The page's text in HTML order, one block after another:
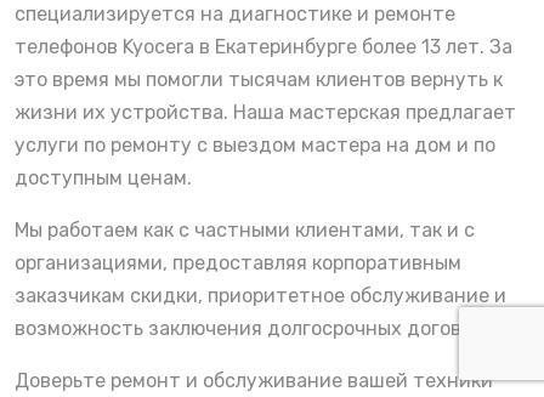
специализируется на диагностике и ремонте
телефонов Kyocera в Екатеринбурге более 13 лет. За
это время мы помогли тысячам клиентов вернуть к
жизни их устройства. Наша мастерская предлагает
услуги по ремонту с выездом мастера на дом и по
доступным ценам.
Мы работаем как с частными клиентами, так и с
организациями, предоставляя корпоративным
заказчикам скидки, приоритетное обслуживание и
возможность заключения долгосрочных договоров.
Доверьте ремонт и обслуживание вашей техники